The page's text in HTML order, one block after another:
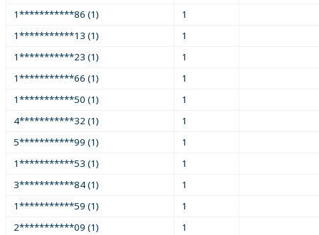
1***********86 (1)
1
1***********13 (1)
1
1***********23 (1)
1
1***********66 (1)
1
1***********50 (1)
1
4***********32 (1)
1
5***********99 (1)
1
1***********53 (1)
1
3***********84 (1)
1
1***********59 (1)
1
2***********09 (1)
1